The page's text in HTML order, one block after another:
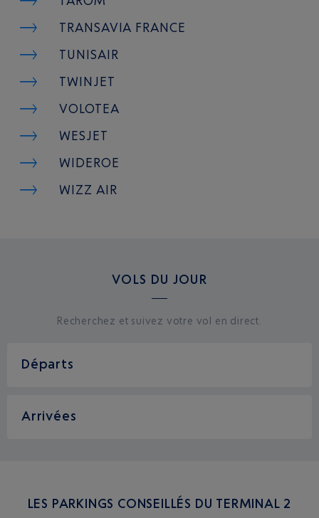
TRANSAVIA FRANCE
TUNISAIR
TWINJET
VOLOTEA
WESJET
WIDEROE
WIZZ AIR
VOLS DU JOUR
Recherchez et suivez votre vol en direct.
Départs
Arrivées
LES PARKINGS CONSEILLÉS DU TERMINAL 2